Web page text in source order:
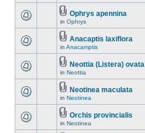
Ophrys apennina
in Ophrys
Anacaptis laxiflora
in Anacamptis
Neottia (Listera) ovata
in Neottia
Neotinea maculata
in Neotinea
Orchis provincialis
in Neotinea